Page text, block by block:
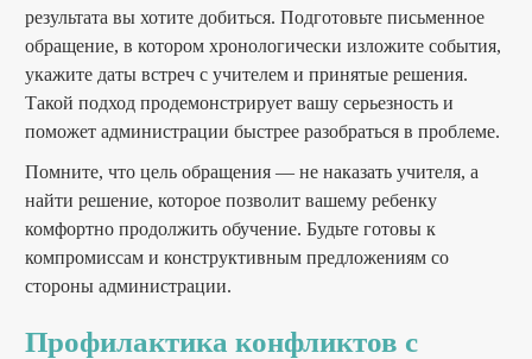
результата вы хотите добиться. Подготовьте письменное
обращение, в котором хронологически изложите события,
укажите даты встреч с учителем и принятые решения.
Такой подход продемонстрирует вашу серьезность и
поможет администрации быстрее разобраться в проблеме.
Помните, что цель обращения — не наказать учителя, а
найти решение, которое позволит вашему ребенку
комфортно продолжить обучение. Будьте готовы к
компромиссам и конструктивным предложениям со
стороны администрации.
Профилактика конфликтов с